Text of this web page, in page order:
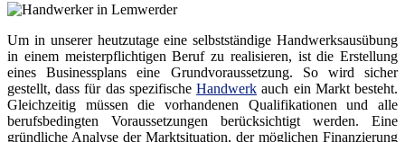
Um in unserer heutzutage eine selbstständige Handwerksausübung
in einem meisterpflichtigen Beruf zu realisieren, ist die Erstellung
eines Businessplans eine Grundvoraussetzung. So wird sicher
gestellt, dass für das spezifischeHandwerk auch ein Markt besteht.
Gleichzeitig müssen die vorhandenen Qualifikationen und alle
berufsbedingten Voraussetzungen berücksichtigt werden. Eine
gründliche Analyse der Marktsituation, der möglichen Finanzierung